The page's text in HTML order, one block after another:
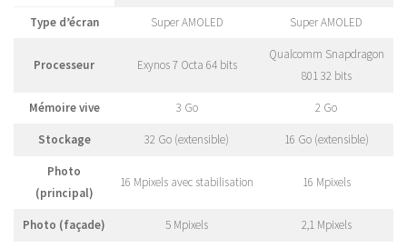
Type d’écran Super AMOLED Super AMOLED
Processeur Exynos 7 Octa 64 bits
Qualcomm Snapdragon
801 32 bits
Mémoire vive 3 Go 2 Go
Stockage 32 Go (extensible) 16 Go (extensible)
Photo
(principal)
16 Mpixels avec stabilisation 16 Mpixels
Photo (façade) 5 Mpixels 2,1 Mpixels